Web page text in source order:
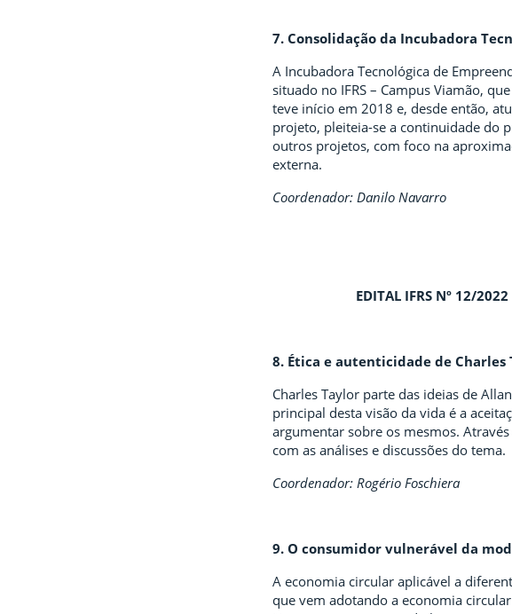
7. Consolidação da Incubadora
A Incubadora Tecnológica de
situado no IFRS – Campus Viamão,
teve início em 2018 e, desde então,
projeto, pleiteia-se a continuidade do
outros projetos, com foco na
externa.
Coordenador: Danilo Navarro
EDITAL IFRS Nº 12/
8. Ética e autenticidade de Charles
Charles Taylor parte das ideias de
principal desta visão da vida é a
argumentar sobre os mesmos.
com as análises e discussões do tema.
Coordenador: Rogério Foschiera
9. O consumidor vulnerável da
A economia circular aplicável a
que vem adotando a economia